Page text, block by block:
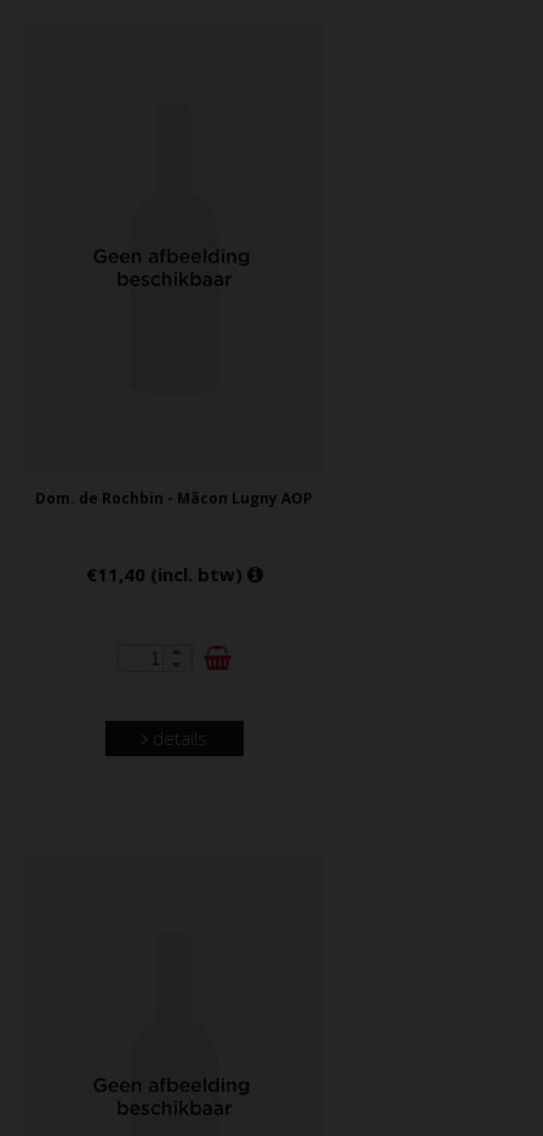
Dom. de Rochbin - Mâcon Lugny AOP
€11,40 (incl. btw)
details